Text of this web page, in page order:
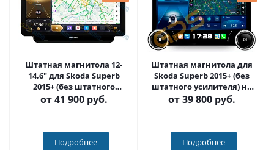
Штатная магнитола 12-
14,6" для Skoda Superb
2015+ (без штатного
усилителя) (стиль LUX
ONE) - Carmedia OL-1917
от41 900 руб.
Подробнее
Штатная магнитола для
Skoda Superb 2015+ (без
штатного усилителя) на
Android 12, с крутилками
10 / 11 дюймов QLED 2K -
от39 800 руб.
Подробнее